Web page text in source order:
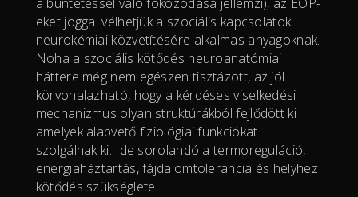
eket joggal vélhetjük a szociális kapcsolatok
neurokémiai közvetítésére alkalmas anyagoknak.
Noha a szociális kötődés neuroanatómiai
háttere még nem egészen tisztázott, az jól
körvonalazható, hogy a kérdéses viselkedési
mechanizmus olyan struktúrákból fejlődött ki
amelyek alapvető fiziológiai funkciókat
szolgálnak ki. Ide sorolandó a termoreguláció,
energiaháztartás, fájdalomtolerancia és helyhez
kötődés szükséglete.